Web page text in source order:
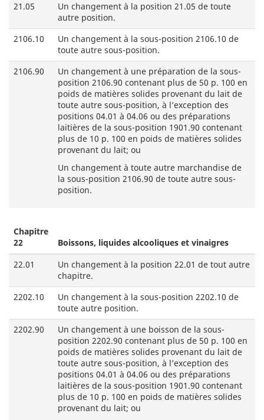
21.05
Un changement à la position 21.05 de toute
autre position.
2106.10
Un changement à la sous-position 2106.10 de
toute autre sous-position.
2106.90
Un changement à une préparation de la sous-
position 2106.90 contenant plus de 50 p. 100 en
poids de matières solides provenant du lait de
toute autre sous-position, à l’exception des
positions 04.01 à 04.06 ou des préparations
laitières de la sous-position 1901.90 contenant
plus de 10 p. 100 en poids de matières solides
provenant du lait; ou
Un changement à toute autre marchandise de
la sous-position 2106.90 de toute autre sous-
position.
Chapitre
22
Boissons, liquides alcooliques et vinaigres
22.01
Un changement à la position 22.01 de tout autre
chapitre.
2202.10
Un changement à la sous-position 2202.10 de
toute autre position.
2202.90
Un changement à une boisson de la sous-
position 2202.90 contenant plus de 50 p. 100 en
poids de matières solides provenant du lait de
toute autre sous-position, à l’exception des
positions 04.01 à 04.06 ou des préparations
laitières de la sous-position 1901.90 contenant
plus de 10 p. 100 en poids de matières solides
provenant du lait; ou